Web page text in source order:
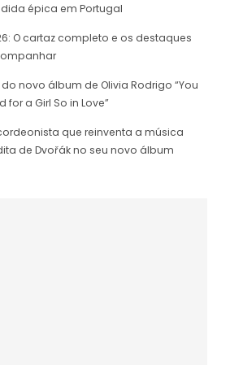
épica em Portugal
O cartaz completo e os destaques
novo álbum de Olivia Rodrigo “You
for a Girl So in Love”
que reinventa a música
de Dvořák no seu novo álbum